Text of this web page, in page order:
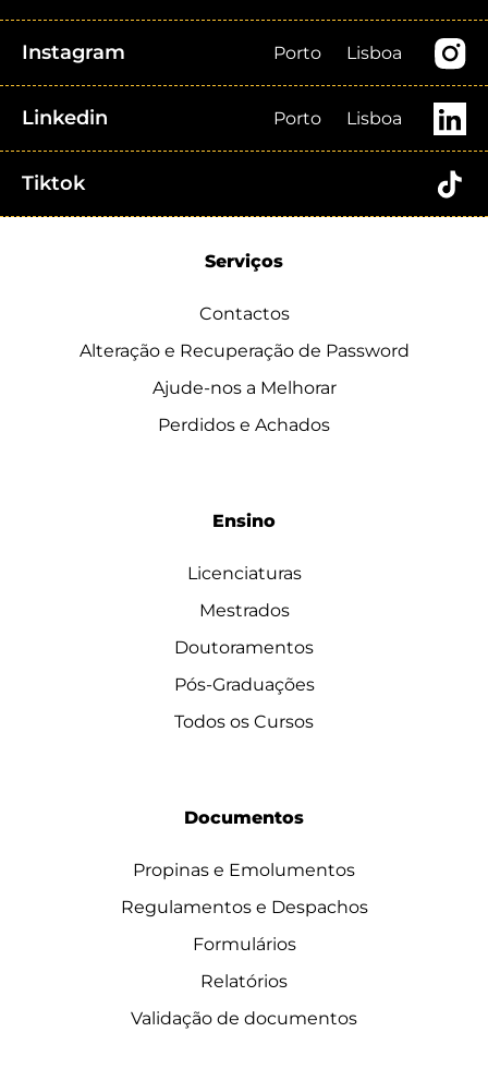
Instagram Porto Lisboa
Linkedin Porto Lisboa
Tiktok
Serviços
Contactos
Alteração e Recuperação de Password
Ajude-nos a Melhorar
Perdidos e Achados
Ensino
Licenciaturas
Mestrados
Doutoramentos
Pós-Graduações
Todos os Cursos
Documentos
Propinas e Emolumentos
Regulamentos e Despachos
Formulários
Relatórios
Validação de documentos